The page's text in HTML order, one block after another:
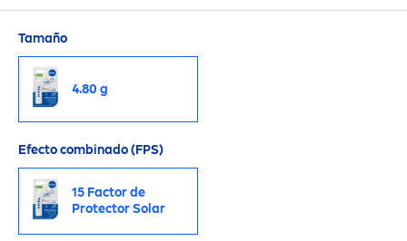
Tamaño
4.80 g
Efecto combinado (FPS)
15 Factor de
Protector Solar